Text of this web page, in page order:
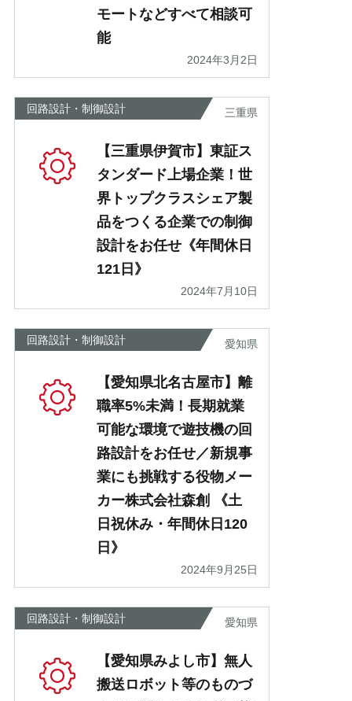
モートなどすべて相談可
能
2024年3月2日
回路設計・制御設計 三重県
【三重県伊賀市】東証ス
タンダード上場企業！世
界トップクラスシェア製
品をつくる企業での制御
設計をお任せ《年間休日
121日》
2024年7月10日
回路設計・制御設計 愛知県
【愛知県北名古屋市】離
職率5%未満！長期就業
可能な環境で遊技機の回
路設計をお任せ／新規事
業にも挑戦する役物メー
カー株式会社森創 《土
日祝休み・年間休日120
日》
2024年9月25日
回路設計・制御設計 愛知県
【愛知県みよし市】無人
搬送ロボット等のものづ